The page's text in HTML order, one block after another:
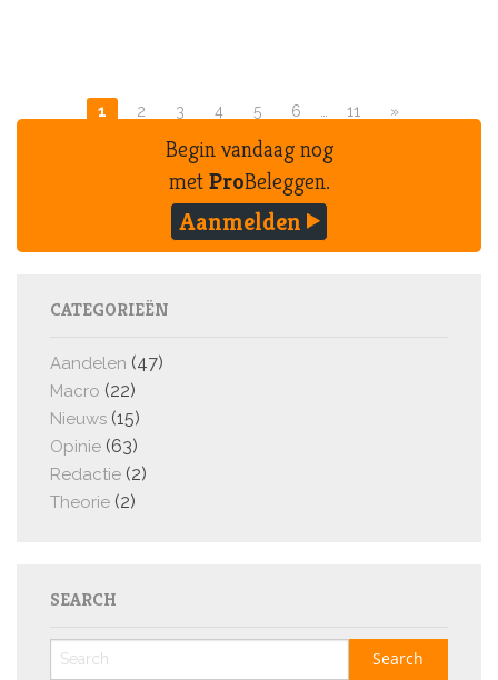
1 2 3 4 5 6 11 »
Begin vandaag nog
metProBeleggen.
Aanmelden
CATEGORIEËN
Aandelen (47)
Macro (22)
Nieuws (15)
Opinie (63)
Redactie (2)
Theorie (2)
SEARCH